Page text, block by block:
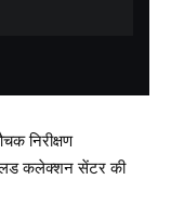
निरीक्षण
ब्लड कलेक्शन सेंटर की